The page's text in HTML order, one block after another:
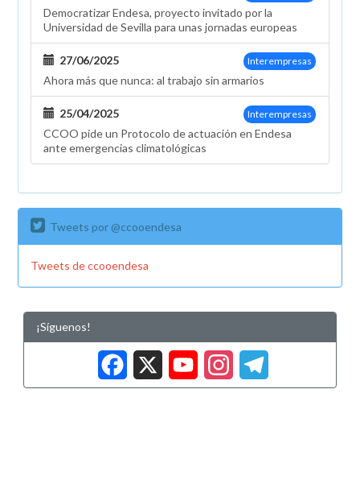
Democratizar Endesa, proyecto invitado por la
Universidad de Sevilla para unas jornadas europeas
Interempresas
27/06/2025
Ahora más que nunca: al trabajo sin armarios
Interempresas
25/04/2025
CCOO pide un Protocolo de actuación en Endesa
ante emergencias climatológicas
Tweets por @ccooendesa
Tweets de ccooendesa
¡Síguenos!
Facebook
X